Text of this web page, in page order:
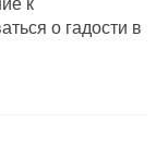
о гадости в